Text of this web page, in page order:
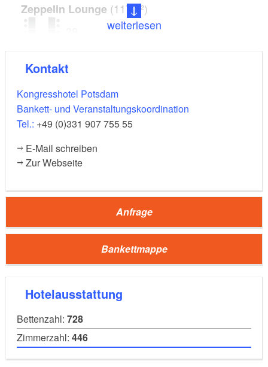
Zeppelin Lounge (117m²)
Zeppelin Lounge - Office 1
Zeppelin Lounge - Office 2(25m²)
Großer Tagungsraum - Raum 214
150
35
130
Fachtagungsraum - Comfort Lounge 226
(305m²)
Fachtagungsraum - Comfort Lounge 241
80
30
55
Standardtagungsräume(80m²)
weiterlesen
Kontakt
Kongresshotel Potsdam
Bankett- und Veranstaltungskoordination
Tel.: +49 (0)331 907 755 55
E-Mail schreiben
Zur Webseite
Anfrage
Bankettmappe
Hotelausstattung
Bettenzahl: 728
Zimmerzahl: 446